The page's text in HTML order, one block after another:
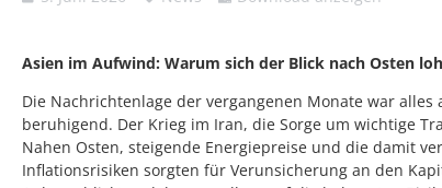
Asien im Aufwind: Warum sich der Blick nach Osten
Die Nachrichtenlage der vergangenen Monate war alles
beruhigend. Der Krieg im Iran, die Sorge um wichtige
Nahen Osten, steigende Energiepreise und die damit
Inflationsrisiken sorgten für Verunsicherung an den